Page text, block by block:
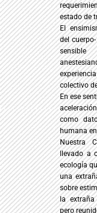
estado de
El
del
colectivo
En ese
como
humana
Nuestra
llevado a
ecología
una
sobre
la
pero